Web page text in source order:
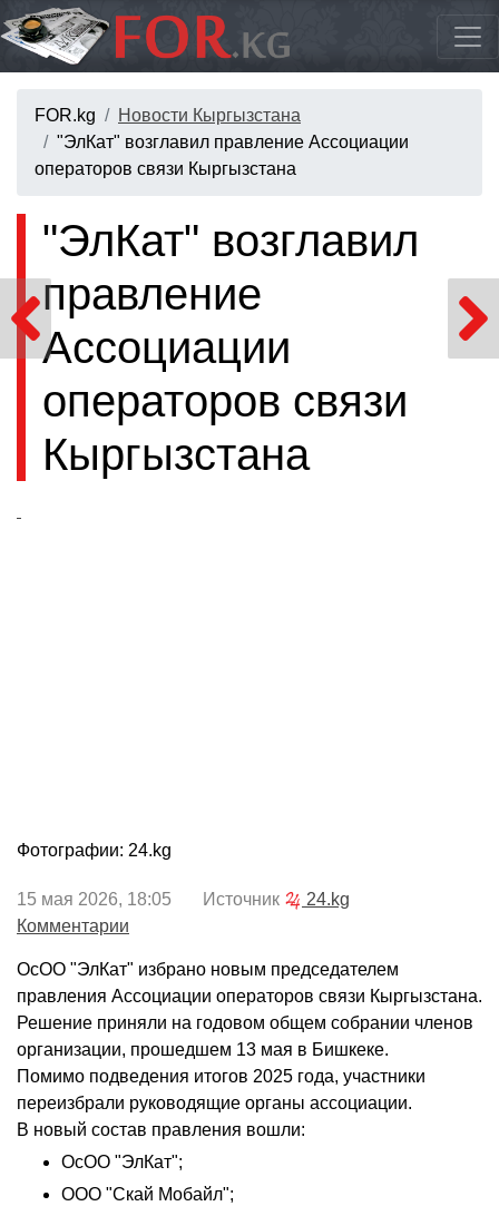
FOR.kg
Новости Кыргызстана
"ЭлКат" возглавил правление Ассоциации
операторов связи Кыргызстана
"ЭлКат" возглавил
правление
Ассоциации
операторов связи
Кыргызстана
Фотографии: 24.kg
15 мая 2026, 18:05 Источник
24.kg
Комментарии
ОсОО "ЭлКат" избрано новым председателем
правления Ассоциации операторов связи Кыргызстана.
Решение приняли на годовом общем собрании членов
организации, прошедшем 13 мая в Бишкеке.
Помимо подведения итогов 2025 года, участники
переизбрали руководящие органы ассоциации.
В новый состав правления вошли:
ОсОО "ЭлКат";
ООО "Скай Мобайл";